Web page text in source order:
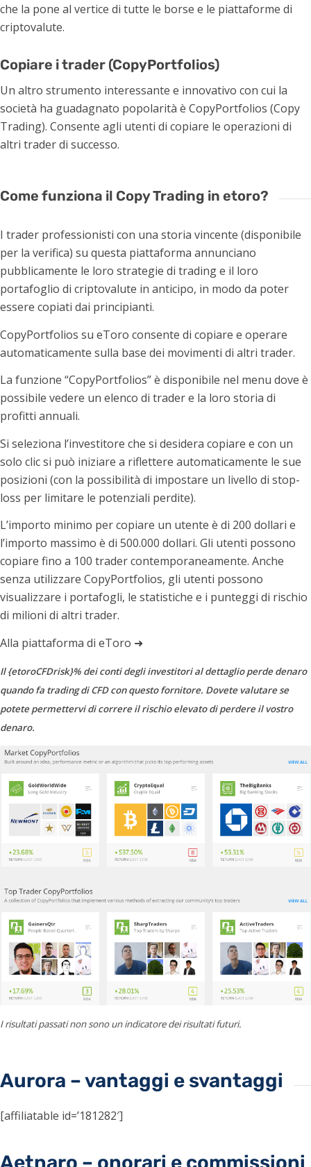
che la pone al vertice di tutte le borse e le piattaforme di
criptovalute.
Copiare i trader (CopyPortfolios)
Un altro strumento interessante e innovativo con cui la
società ha guadagnato popolarità è CopyPortfolios (Copy
Trading). Consente agli utenti di copiare le operazioni di
altri trader di successo.
Come funziona il Copy Trading in etoro?
I trader professionisti con una storia vincente (disponibile
per la verifica) su questa piattaforma annunciano
pubblicamente le loro strategie di trading e il loro
portafoglio di criptovalute in anticipo, in modo da poter
essere copiati dai principianti.
CopyPortfolios su eToro consente di copiare e operare
automaticamente sulla base dei movimenti di altri trader.
La funzione “CopyPortfolios” è disponibile nel menu dove è
possibile vedere un elenco di trader e la loro storia di
profitti annuali.
Si seleziona l’investitore che si desidera copiare e con un
solo clic si può iniziare a riflettere automaticamente le sue
posizioni (con la possibilità di impostare un livello di stop-
loss per limitare le potenziali perdite).
L’importo minimo per copiare un utente è di 200 dollari e
l’importo massimo è di 500.000 dollari. Gli utenti possono
copiare fino a 100 trader contemporaneamente. Anche
senza utilizzare CopyPortfolios, gli utenti possono
visualizzare i portafogli, le statistiche e i punteggi di rischio
di milioni di altri trader.
Alla piattaforma di eToro ➜
Il {etoroCFDrisk}% dei conti degli investitori al dettaglio perde denaro
quando fa trading di CFD con questo fornitore. Dovete valutare se
potete permettervi di correre il rischio elevato di perdere il vostro
denaro.
I risultati passati non sono un indicatore dei risultati futuri.
Aurora – vantaggi e svantaggi
[affiliatable id=’181282′]
Aetnaro – onorari e commissioni